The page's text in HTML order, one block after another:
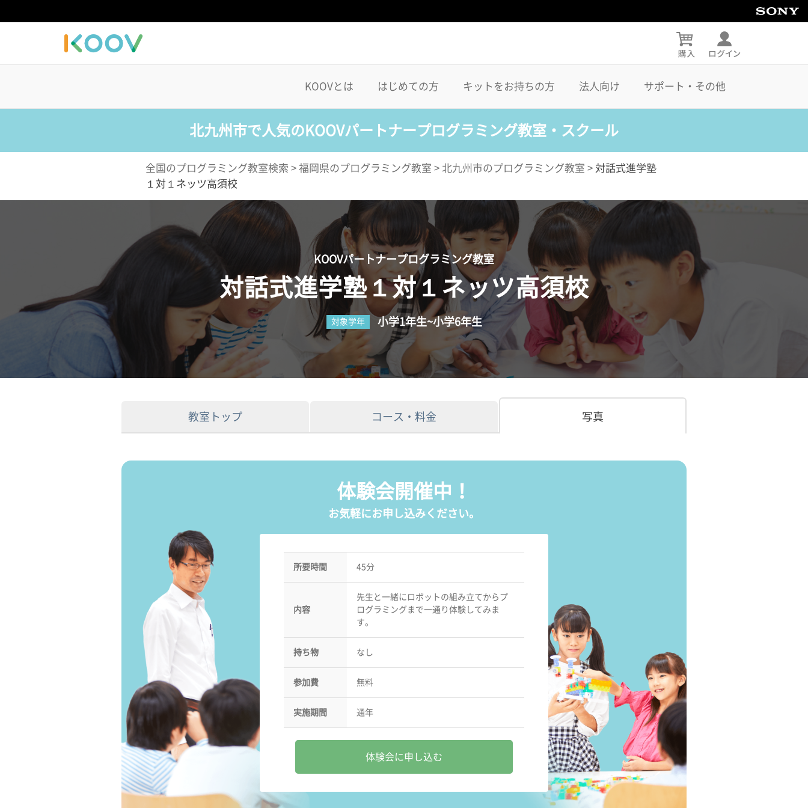
KOOVとは はじめての方 キットをお持ちの方 法人向け サポート・その他
北九州市で人気のKOOVパートナープログラミング教室・スクール
全国のプログラミング教室検索 > 福岡県のプログラミング教室 > 北九州市のプログラミング教室 > 対話式進学塾
１対１ネッツ高須校
KOOVパートナープログラミング教室
対話式進学塾１対１ネッツ高須校
対象学年 小学1年生~小学6年生
教室トップ コース・料金 写真
体験会開催中！
お気軽にお申し込みください。
所要時間 45分
内容
先生と一緒にロボットの組み立てからプ
ログラミングまで一通り体験してみま
す。
持ち物 なし
参加費 無料
実施期間 通年
体験会に申し込む